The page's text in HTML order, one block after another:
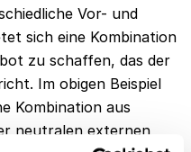
Vor- und
sich eine Kombination
zu schaffen, das der
Im obigen Beispiel
Kombination aus
neutralen externen